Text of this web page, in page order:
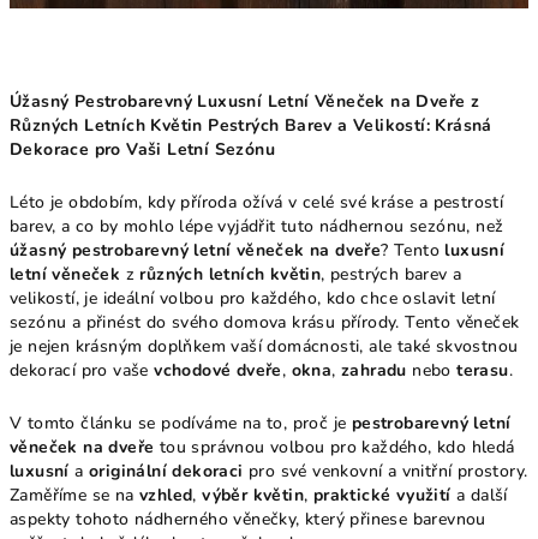
Úžasný Pestrobarevný Luxusní Letní Věneček na Dveře z
Různých Letních Květin Pestrých Barev a Velikostí: Krásná
Dekorace pro Vaši Letní Sezónu
Léto je obdobím, kdy příroda ožívá v celé své kráse a pestrostí
barev, a co by mohlo lépe vyjádřit tuto nádhernou sezónu, než
úžasný pestrobarevný letní věneček na dveře? Tento luxusní
letní věneček z různých letních květin, pestrých barev a
velikostí, je ideální volbou pro každého, kdo chce oslavit letní
sezónu a přinést do svého domova krásu přírody. Tento věneček
je nejen krásným doplňkem vaší domácnosti, ale také skvostnou
dekorací pro vaševchodové dveře, okna,zahradu neboterasu.
V tomto článku se podíváme na to, proč je pestrobarevný letní
věneček na dveře tou správnou volbou pro každého, kdo hledá
luxusní aoriginální dekoraci pro své venkovní a vnitřní prostory.
Zaměříme se navzhled,výběr květin, praktické využití a další
aspekty tohoto nádherného věnečky, který přinese barevnou